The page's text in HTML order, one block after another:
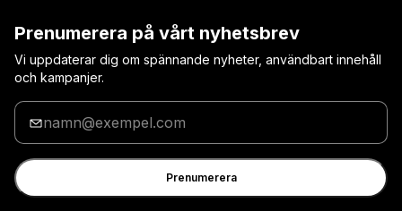
Prenumerera på vårt nyhetsbrev
Vi uppdaterar dig om spännande nyheter, användbart innehåll
och kampanjer.
Ange
din
e-
postadress
Prenumerera